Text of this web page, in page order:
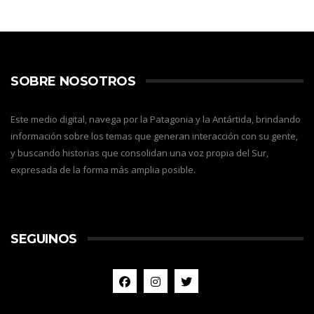
SOBRE NOSOTROS
Este medio digital, navega por la Patagonia y la Antártida, brindando
información sobre los temas que generan interacción con su gente,
y buscando historias que consolidan una voz propia del Sur,
expresada de la forma más amplia posible.
SEGUINOS